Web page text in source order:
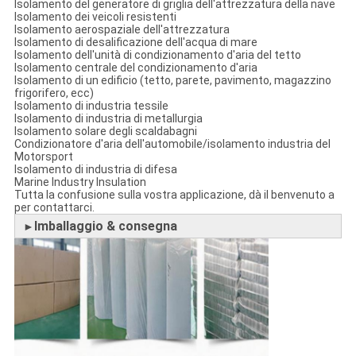
Isolamento del generatore di griglia dell'attrezzatura della nave
Isolamento dei veicoli resistenti
Isolamento aerospaziale dell'attrezzatura
Isolamento di desalificazione dell'acqua di mare
Isolamento dell'unità di condizionamento d'aria del tetto
Isolamento centrale del condizionamento d'aria
Isolamento di un edificio (tetto, parete, pavimento, magazzino
frigorifero, ecc)
Isolamento di industria tessile
Isolamento di industria di metallurgia
Isolamento solare degli scaldabagni
Condizionatore d'aria dell'automobile/isolamento industria del
Motorsport
Isolamento di industria di difesa
Marine Industry Insulation
Tutta la confusione sulla vostra applicazione, dà il benvenuto a
per contattarci.
► Imballaggio & consegna